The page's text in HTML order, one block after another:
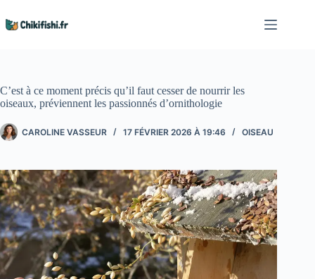
au
contenu
C’est à ce moment précis qu’il faut cesser de nourrir les
oiseaux, préviennent les passionnés d’ornithologie
CAROLINE VASSEUR 17 FÉVRIER 2026 À 19:46 OISEAU